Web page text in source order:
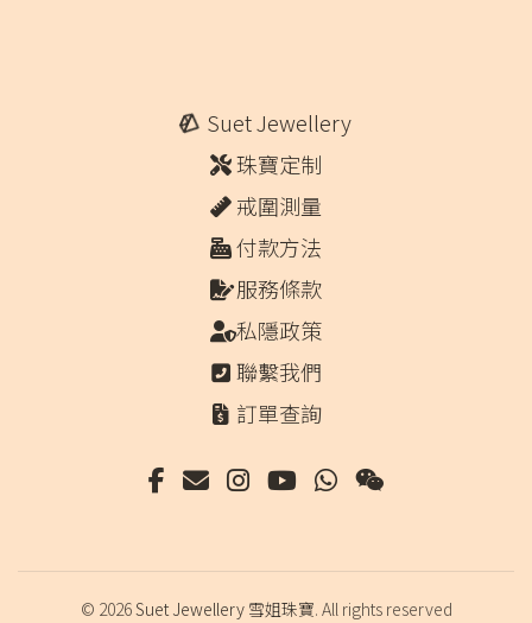
Suet Jewellery
珠寶定制
戒圍測量
付款方法
服務條款
私隱政策
聯繫我們
訂單查詢
© 2026Suet Jewellery 雪姐珠寶. All rights reserved